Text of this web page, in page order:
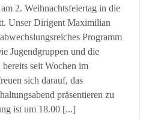
2. Weihnachtsfeiertag in die
Unser Dirigent Maximilian
Programm
Jugendgruppen und die
seit Wochen im
sich darauf, das
präsentieren zu
ist um 18.00 [...]